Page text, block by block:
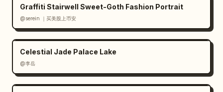
Graffiti Stairwell Sweet-Goth Fashion Portrait
@serein ｜买美股上币安
Celestial Jade Palace Lake
@李岳